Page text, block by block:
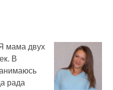
мама двух
В
рада